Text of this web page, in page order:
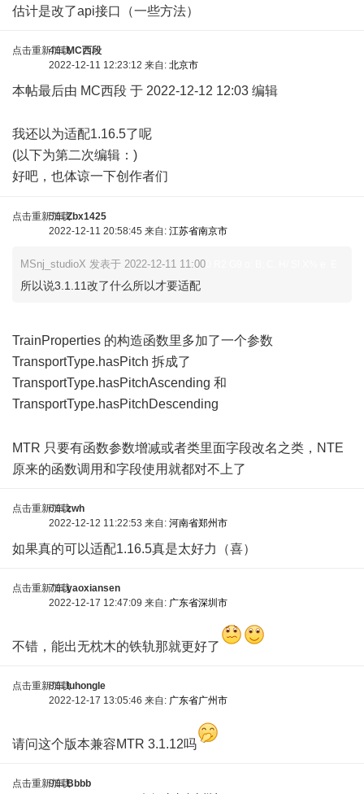
估计是改了api接口（一些方法）
点击重新加载
4车 MC西段
2022-12-11 12:23:12 来自: 北京市
本帖最后由 MC西段 于 2022-12-12 12:03 编辑
我还以为适配1.16.5了呢
(以下为第二次编辑：)
好吧，也体谅一下创作者们
点击重新加载
5车 Zbx1425
2022-12-11 20:58:45 来自: 江苏省南京市
MSnj_studioX 发表于 2022-12-11 11:00
所以说3.1.11改了什么所以才要适配
TrainProperties 的构造函数里多加了一个参数
TransportType.hasPitch 拆成了
TransportType.hasPitchAscending 和
TransportType.hasPitchDescending
MTR 只要有函数参数增减或者类里面字段改名之类，NTE
原来的函数调用和字段使用就都对不上了
点击重新加载
6车 zwh
2022-12-12 11:22:53 来自: 河南省郑州市
如果真的可以适配1.16.5真是太好力（喜）
点击重新加载
7车 yaoxiansen
2022-12-17 12:47:09 来自: 广东省深圳市
不错，能出无枕木的铁轨那就更好了
点击重新加载
8车 luhongle
2022-12-17 13:05:46 来自: 广东省广州市
请问这个版本兼容MTR 3.1.12吗
点击重新加载
9车 Bbbb